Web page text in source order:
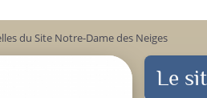
du Site Notre-Dame des Neiges
Le